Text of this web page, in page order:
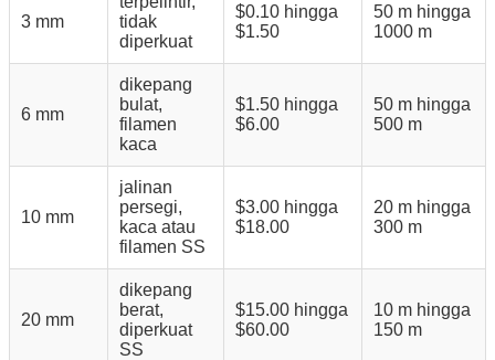
3 mm
tidak
diperkuat
$0.10 hingga
$1.50
50 m hingga
1000 m
6 mm
dikepang
bulat,
filamen
kaca
$1.50 hingga
$6.00
50 m hingga
500 m
10 mm
jalinan
persegi,
kaca atau
filamen SS
$3.00 hingga
$18.00
20 m hingga
300 m
20 mm
dikepang
berat,
diperkuat
SS
$15.00 hingga
$60.00
10 m hingga
150 m